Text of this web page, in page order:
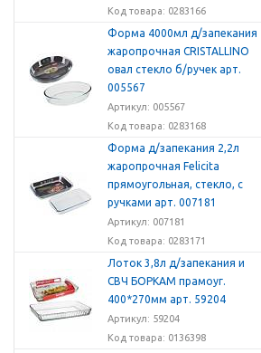
Код товара: 0283166
Форма 4000мл д/запекания
жаропрочная CRISTALLINO
овал стекло б/ручек арт.
005567
Артикул: 005567
Код товара: 0283168
Форма д/запекания 2,2л
жаропрочная Felicita
прямоугольная, стекло, с
ручками арт. 007181
Артикул: 007181
Код товара: 0283171
Лоток 3,8л д/запекания и
СВЧ БОРКАМ прамоуг.
400*270мм арт. 59204
Артикул: 59204
Код товара: 0136398